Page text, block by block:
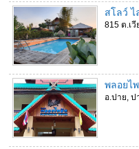
สโลว์
815 ต.เ
พลอยไ
อ.ปาย, ป